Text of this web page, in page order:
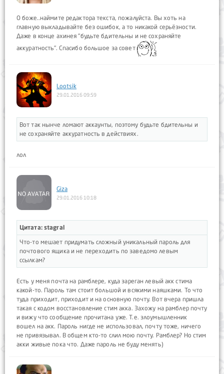
О боже..наймите редактора текста, пожалуйста. Вы хоть на
главную выкладывайте без ошибок, а то никакой серьёзности.
Даже в конце ахинея "будьте бдительны и не сохраняйте
аккуратность". Спасибо большое за совет
Lootsik
29.01.2016 09:59
Вот так нынче ломают аккаунты, поэтому будьте бдительны и
не сохраняйте аккуратность в действиях.
лол
Giza
29.01.2016 10:18
Цитата: stagral
Что-то мешает придумать сложный уникальный пароль для
почтового ящика и не переходить по заведомо левым
ссылкам?
Есть у меня почта на рамблере, куда зареган левый акк стима
какой-то. Пароль там стоит большой и всякими наяшками. То что
туда приходит, приходит и на основную почту. Вот вчера пришла
такая с кодом восстановление стим акка. Захожу на рамблер почту
и вижу что сообщение прочитана уже. Т.е. злоумышленник
вошел на акк. Пароль нигде не использовал, почту тоже, ничего
не привязывал. В общем кто-то слил мою почту. Рамблер? Но стим
акки живые пока что. Даже пароль не буду менять)